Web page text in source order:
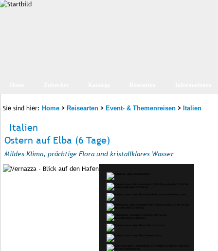
Sie sind hier: Home > Reisearten > Event- & Themenreisen > Italien
Italien
Ostern auf Elba (6 Tage)
Mildes Klima, prächtige Flora und kristallklares Wasser